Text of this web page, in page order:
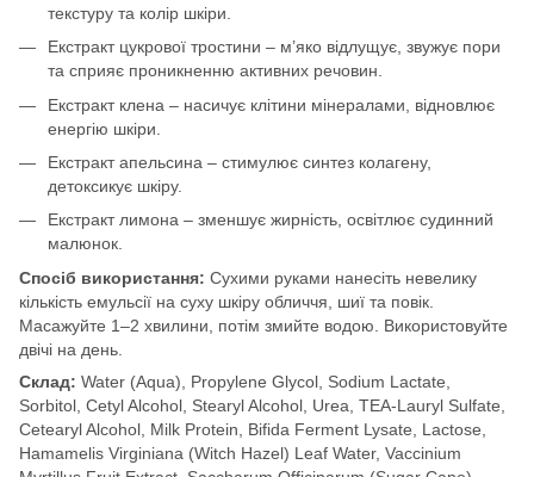
текстуру та колір шкіри.
Екстракт цукрової тростини – м’яко відлущує, звужує пори
та сприяє проникненню активних речовин.
Екстракт клена – насичує клітини мінералами, відновлює
енергію шкіри.
Екстракт апельсина – стимулює синтез колагену,
детоксикує шкіру.
Екстракт лимона – зменшує жирність, освітлює судинний
малюнок.
Спосіб використання: Сухими руками нанесіть невелику
кількість емульсії на суху шкіру обличчя, шиї та повік.
Масажуйте 1–2 хвилини, потім змийте водою. Використовуйте
двічі на день.
Склад: Water (Aqua), Propylene Glycol, Sodium Lactate,
Sorbitol, Cetyl Alcohol, Stearyl Alcohol, Urea, TEA-Lauryl Sulfate,
Cetearyl Alcohol, Milk Protein, Bifida Ferment Lysate, Lactose,
Hamamelis Virginiana (Witch Hazel) Leaf Water, Vaccinium